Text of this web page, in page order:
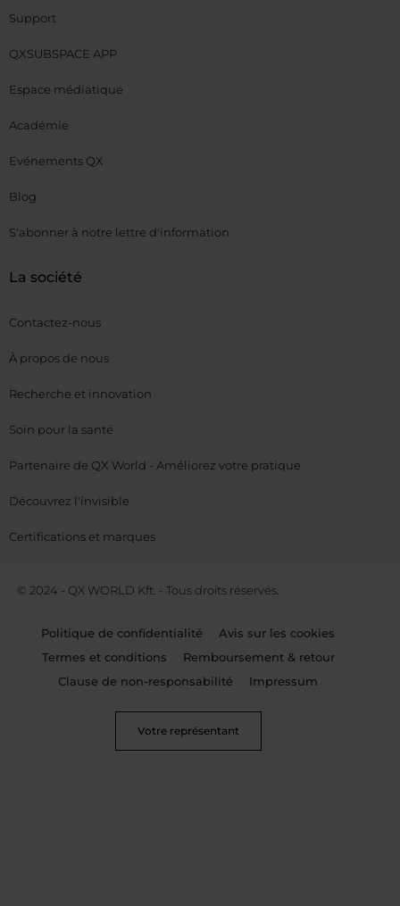
Support
QXSUBSPACE APP
Espace médiatique
Académie
Evénements QX
Blog
S'abonner à notre lettre d'information
La société
Contactez-nous
À propos de nous
Recherche et innovation
Soin pour la santé
Partenaire de QX World - Améliorez votre pratique
Découvrez l'invisible
Certifications et marques
© 2024 - QX WORLD Kft. - Tous droits réservés.
Politique de confidentialité
Avis sur les cookies
Termes et conditions
Remboursement & retour
Clause de non-responsabilité
Impressum
Votre représentant